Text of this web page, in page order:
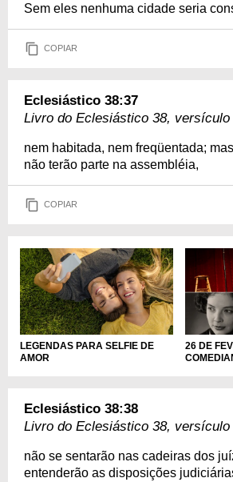
Sem eles nenhuma cidade seria
COPIAR
Eclesiástico 38:37
Livro do Eclesiástico 38, versículo
nem habitada, nem freqüentada;
não terão parte na assembléia,
COPIAR
LEGENDAS PARA SELFIE DE
AMOR
26 DE
Eclesiástico 38:38
Livro do Eclesiástico 38, versículo
não se sentarão nas cadeiras dos
entenderão as disposições